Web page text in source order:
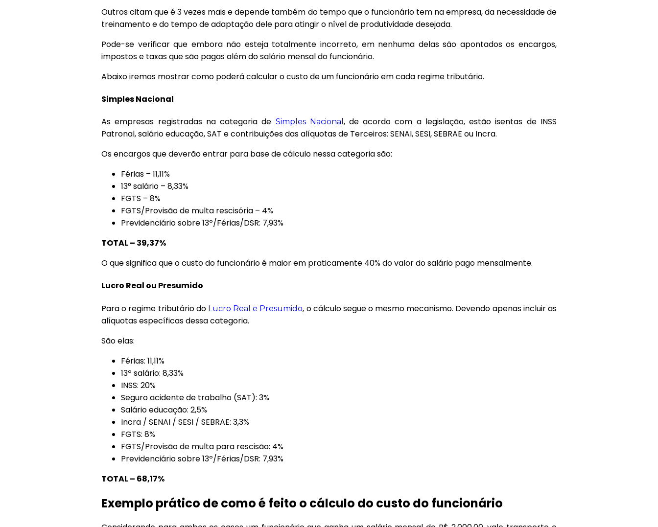
Outros citam que é 3 vezes mais e depende também do tempo que o funcionário tem na empresa, da necessidade de
treinamento e do tempo de adaptação dele para atingir o nível de produtividade desejada.
Pode-se verificar que embora não esteja totalmente incorreto, em nenhuma delas são apontados os encargos,
impostos e taxas que são pagas além do salário mensal do funcionário.
Abaixo iremos mostrar como poderá calcular o custo de um funcionário em cada regime tributário.
Simples Nacional
As empresas registradas na categoria de Simples Nacional , de acordo com a legislação, estão isentas de INSS
Patronal, salário educação, SAT e contribuições das alíquotas de Terceiros: SENAI, SESI, SEBRAE ou Incra.
Os encargos que deverão entrar para base de cálculo nessa categoria são:
Férias – 11,11%
13° salário – 8,33%
FGTS – 8%
FGTS/Provisão de multa rescisória – 4%
Previdenciário sobre 13º/Férias/DSR: 7,93%
TOTAL – 39,37%
O que significa que o custo do funcionário é maior em praticamente 40% do valor do salário pago mensalmente.
Lucro Real ou Presumido
Para o regime tributário do Lucro Real e Presumido, o cálculo segue o mesmo mecanismo. Devendo apenas incluir as
alíquotas específicas dessa categoria.
São elas:
Férias: 11,11%
13º salário: 8,33%
INSS: 20%
Seguro acidente de trabalho (SAT): 3%
Salário educação: 2,5%
Incra / SENAI / SESI / SEBRAE: 3,3%
FGTS: 8%
FGTS/Provisão de multa para rescisão: 4%
Previdenciário sobre 13º/Férias/DSR: 7,93%
TOTAL – 68,17%
Exemplo prático de como é feito o cálculo do custo do funcionário